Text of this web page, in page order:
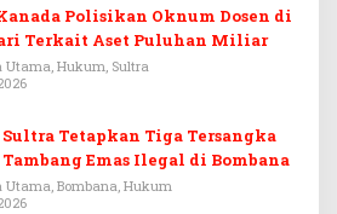
Polisikan Oknum Dosen di
Terkait Aset Puluhan Miliar
Utama, Hukum, Sultra
Sultra Tetapkan Tiga Tersangka
Tambang Emas Ilegal di Bombana
Utama, Bombana, Hukum